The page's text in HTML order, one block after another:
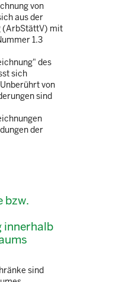
von
aus der
(ArbStättV) mit
1.3
des
sich
von
sind
der
bzw.
innerhalb
sind